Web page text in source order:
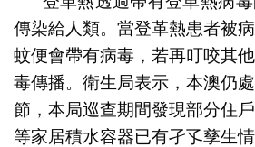
傳染給人類。當登革熱患者被
蚊便會帶有病毒，若再叮咬其
毒傳播。衛生局表示，本澳仍
節，本局巡查期間發現部分住
等家居積水容器已有孑孓孳生